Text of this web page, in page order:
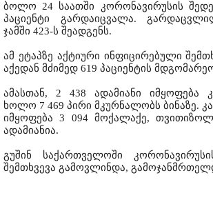
ბოლო 24 საათში კორონავირუსის
პაციენტი გარდაიცვალა.
ჯამში 423-ს შეადგენს.
ამ ეტაპზე აქტიური ინფიცირებული
აქედან მძიმედ 619 პაციენტის
ამასთან, 2 438 ადამიანი იმყოფება
ხოლო 7 469 პირი მკურნალობს ბინაზე.
იმყოფება 3 094 მოქალაქე,
ადამიანია.
გუშინ საქართველოში
შემთხვევა გამოვლინდა,